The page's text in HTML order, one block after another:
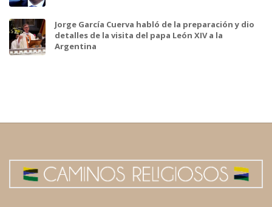
Jorge García Cuerva habló de la preparación y dio
detalles de la visita del papa León XIV a la
Argentina